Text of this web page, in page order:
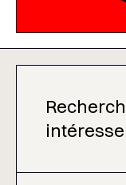
intéresse